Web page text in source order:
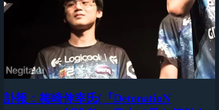
訃報：梅崎伸幸氏(『DetonatioN